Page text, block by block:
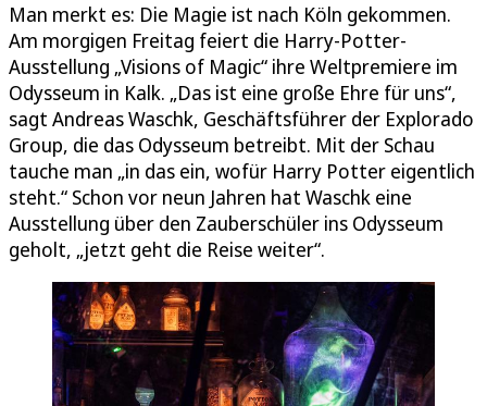
Man merkt es: Die Magie ist nach Köln gekommen.
Am morgigen Freitag feiert die Harry-Potter-
Ausstellung „Visions of Magic“ ihre Weltpremiere im
Odysseum in Kalk. „Das ist eine große Ehre für uns“,
sagt Andreas Waschk, Geschäftsführer der Explorado
Group, die das Odysseum betreibt. Mit der Schau
tauche man „in das ein, wofür Harry Potter eigentlich
steht.“ Schon vor neun Jahren hat Waschk eine
Ausstellung über den Zauberschüler ins Odysseum
geholt, „jetzt geht die Reise weiter“.